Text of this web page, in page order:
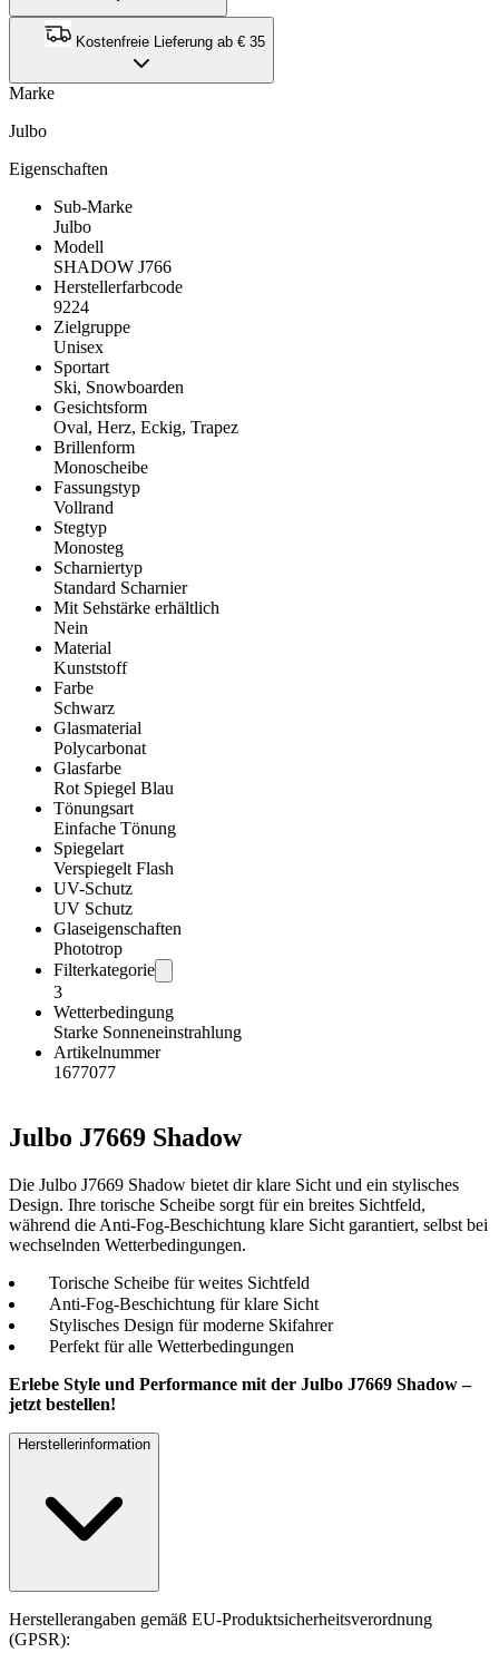
Kostenfreie Lieferung ab € 35
Marke
Julbo
Eigenschaften
Sub-Marke
Julbo
Modell
SHADOW J766
Herstellerfarbcode
9224
Zielgruppe
Unisex
Sportart
Ski, Snowboarden
Gesichtsform
Oval, Herz, Eckig, Trapez
Brillenform
Monoscheibe
Fassungstyp
Vollrand
Stegtyp
Monosteg
Scharniertyp
Standard Scharnier
Mit Sehstärke erhältlich
Nein
Material
Kunststoff
Farbe
Schwarz
Glasmaterial
Polycarbonat
Glasfarbe
Rot Spiegel Blau
Tönungsart
Einfache Tönung
Spiegelart
Verspiegelt Flash
UV-Schutz
UV Schutz
Glaseigenschaften
Phototrop
Filterkategorie
3
Wetterbedingung
Starke Sonneneinstrahlung
Artikelnummer
1677077
Julbo J7669 Shadow
Die Julbo J7669 Shadow bietet dir klare Sicht und ein stylisches
Design. Ihre torische Scheibe sorgt für ein breites Sichtfeld,
während die Anti-Fog-Beschichtung klare Sicht garantiert, selbst bei
wechselnden Wetterbedingungen.
Torische Scheibe für weites Sichtfeld
Anti-Fog-Beschichtung für klare Sicht
Stylisches Design für moderne Skifahrer
Perfekt für alle Wetterbedingungen
Erlebe Style und Performance mit der Julbo J7669 Shadow –
jetzt bestellen!
Herstellerinformation
Herstellerangaben gemäß EU-Produktsicherheitsverordnung
(GPSR):